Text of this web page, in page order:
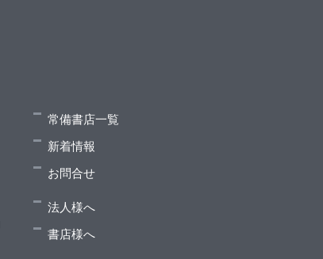
常備書店一覧
新着情報
お問合せ
法人様へ
書店様へ